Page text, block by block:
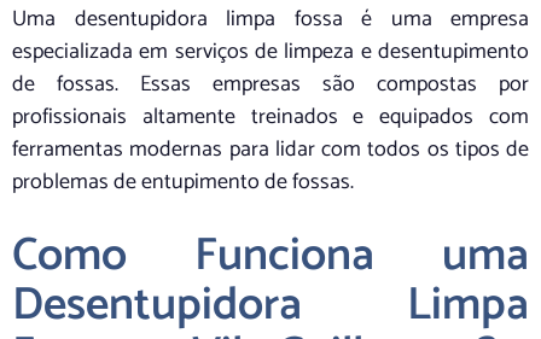
Uma desentupidora limpa fossa é uma empresa
especializada em serviços de limpeza e desentupimento
de fossas. Essas empresas são compostas por
profissionais altamente treinados e equipados com
ferramentas modernas para lidar com todos os tipos de
problemas de entupimento de fossas.
Como Funciona uma
Desentupidora Limpa